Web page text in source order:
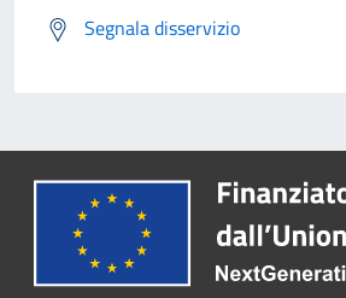
Segnala disservizio